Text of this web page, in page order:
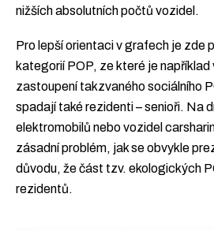
nižších absolutních počtů vozidel.
Pro lepší orientaci v grafech je zde
kategorií POP, ze které je
zastoupení takzvaného sociálního
spadají také rezidenti – senioři. Na
elektromobilů nebo vozidel
zásadní problém, jak se obvykle
důvodu, že část tzv. ekologických
rezidentů.